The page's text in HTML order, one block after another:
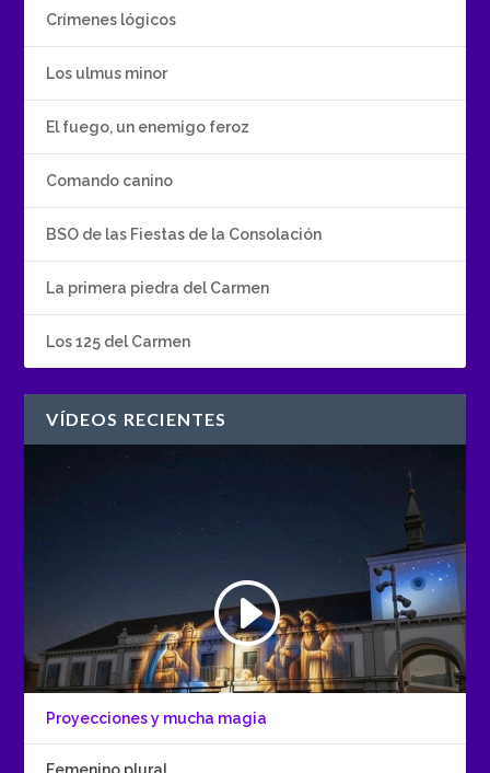
Crímenes lógicos
Los ulmus minor
El fuego, un enemigo feroz
Comando canino
BSO de las Fiestas de la Consolación
La primera piedra del Carmen
Los 125 del Carmen
VÍDEOS RECIENTES
Proyecciones y mucha magia